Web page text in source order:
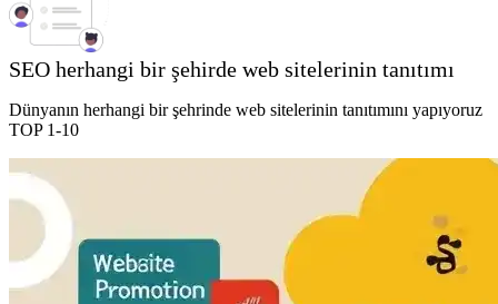
SEO herhangi bir şehirde web sitelerinin tanıtımı
Dünyanın herhangi bir şehrinde web sitelerinin tanıtımını yapıyoruz
TOP 1-10